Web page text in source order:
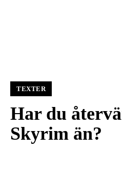
TEXTER
Har du
Skyrim än?